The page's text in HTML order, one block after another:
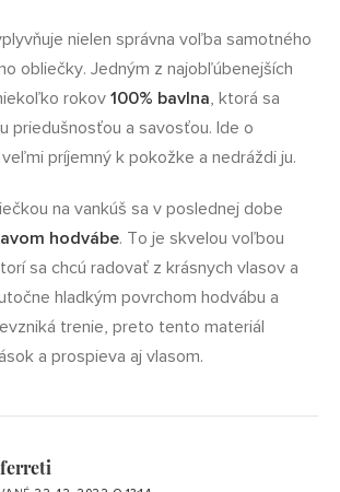
nielen správna voľba samotného
obliečky. Jedným z najobľúbenejších
rokov100% bavlna, ktorá sa
priedušnosťou a savosťou. Ide o
príjemný k pokožke a nedráždi ju.
na vankúš sa v poslednej dobe
hodvábe. To je skvelou voľbou
sa chcú radovať z krásnych vlasov a
hladkým povrchom hodvábu a
trenie, preto tento materiál
a prospieva aj vlasom.